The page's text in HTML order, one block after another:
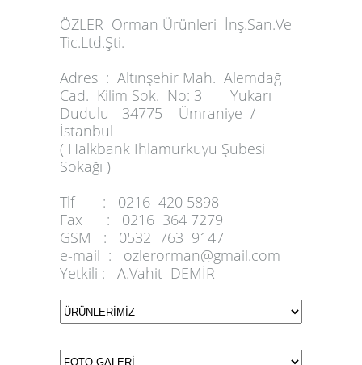
ÖZLER Orman Ürünleri İnş.San.Ve
Tic.Ltd.Şti.
Adres : Altınşehir Mah. Alemdağ
Cad. Kilim Sok. No: 3 Yukarı
Dudulu - 34775 Ümraniye /
İstanbul
( Halkbank Ihlamurkuyu Şubesi
Sokağı )
Tlf :
0216 420 5898
Fax :
0216 364 7279
GSM :
0532 763 9147
e-mail :
ozlerorman@gmail.com
Yetkili :
A.Vahit DEMİR